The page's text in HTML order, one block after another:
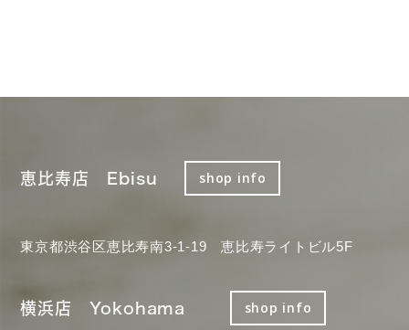
恵比寿店 Ebisu shop info
東京都渋谷区恵比寿南3-1-19 恵比寿ライトビル5F
横浜店 Yokohama shop info